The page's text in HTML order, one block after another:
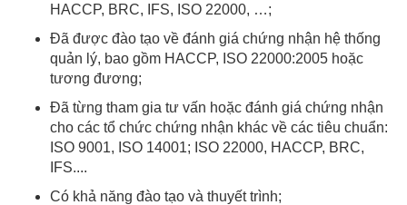
HACCP, BRC, IFS, ISO 22000, …;
Đã được đào tạo về đánh giá chứng nhận hệ thống
quản lý, bao gồm HACCP, ISO 22000:2005 hoặc
tương đương;
Đã từng tham gia tư vấn hoặc đánh giá chứng nhận
cho các tổ chức chứng nhận khác về các tiêu chuẩn:
ISO 9001, ISO 14001; ISO 22000, HACCP, BRC,
IFS....
Có khả năng đào tạo và thuyết trình;